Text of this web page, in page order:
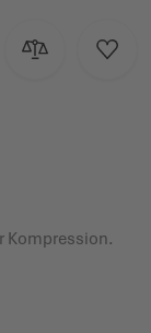
Zur Zur
Kompression.